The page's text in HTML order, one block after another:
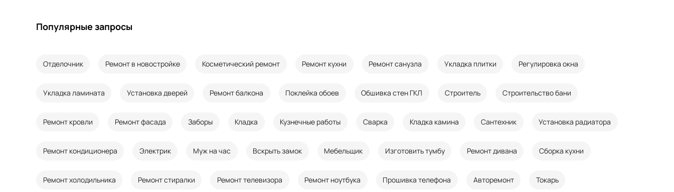
Популярные запросы
Отделочник Ремонт в новостройке Косметический ремонт Ремонт кухни Ремонт санузла Укладка плитки Регулировка окна
Укладка ламината Установка дверей Ремонт балкона Поклейка обоев Обшивка стен ГКЛ Строитель Строительство бани
Ремонт кровли Ремонт фасада Заборы Кладка Кузнечные работы Сварка Кладка камина Сантехник Установка радиатора
Ремонт кондиционера Электрик Муж на час Вскрыть замок Мебельщик Изготовить тумбу Ремонт дивана Сборка кухни
Ремонт холодильника Ремонт стиралки Ремонт телевизора Ремонт ноутбука Прошивка телефона Авторемонт Токарь